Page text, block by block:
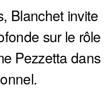
Blanchet invite
sur le rôle
Pezzetta dans